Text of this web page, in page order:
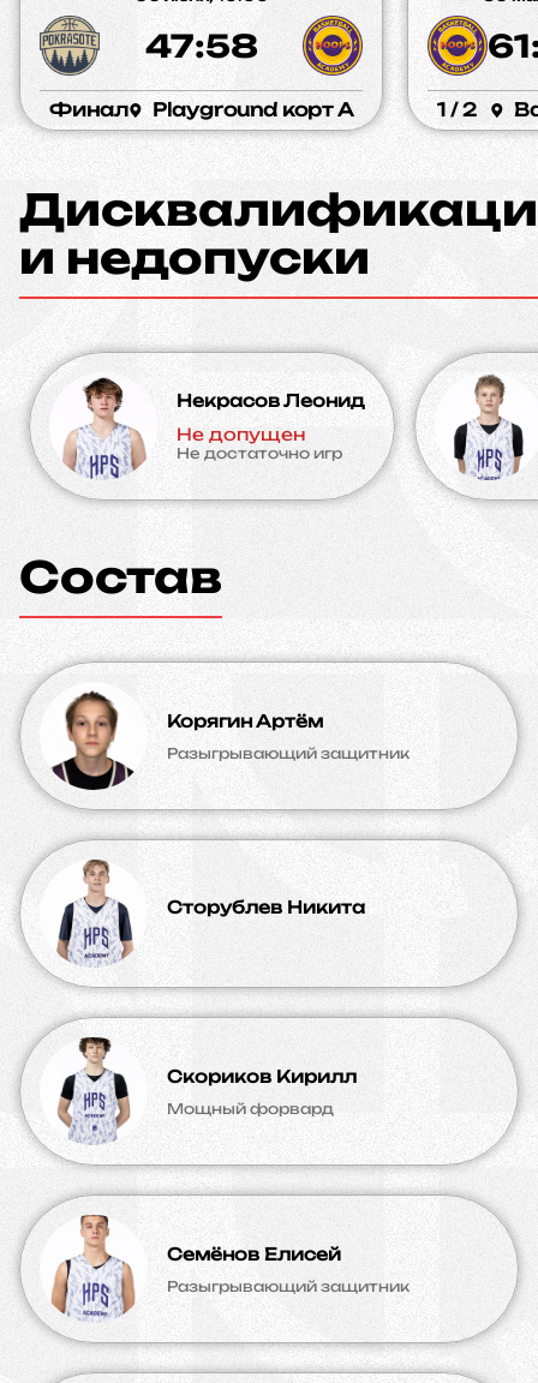
47:58
Финал Playground корт A 1 / 2
и недопуски
Некрасов Леонид
Не допущен
Не достаточно игр
Состав
Корягин Артём
Разыгрывающий защитник
Сторублев Никита
Скориков Кирилл
Мощный форвард
Семёнов Елисей
Разыгрывающий защитник